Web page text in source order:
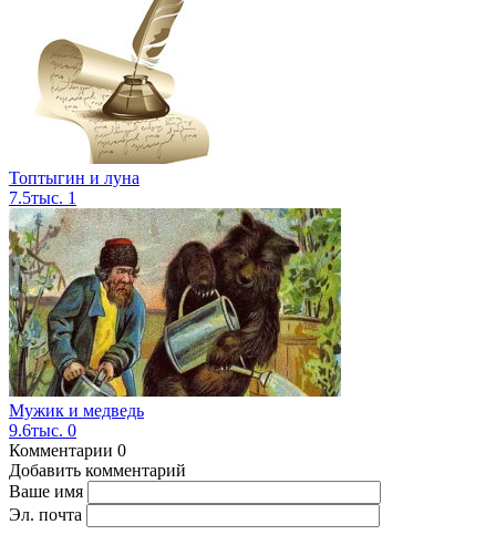
Топтыгин и луна
7.5тыс. 1
Мужик и медведь
9.6тыс. 0
Комментарии 0
Добавить комментарий
Ваше имя
Эл. почта